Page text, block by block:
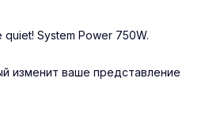
quiet! System Power 750W.
изменит ваше представление